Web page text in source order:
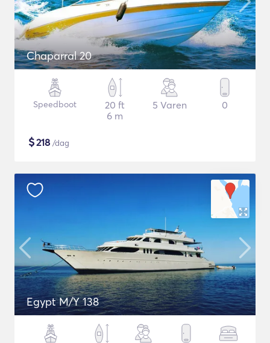
Chaparral 20
Speedboot
20 ft
6 m
5 Varen 0
$218 /dag
Egypt M/Y 138